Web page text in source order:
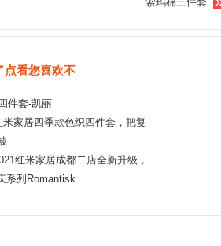
点看您喜欢不
件套-凯丽
家居四季款色织四件套，把复
红米家居成都二店全新升级，
系列Romantisk